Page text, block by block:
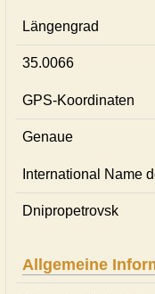
Längengrad
35.0066
GPS-Koordinaten
Genaue
International Name
Dnipropetrovsk
Allgemeine